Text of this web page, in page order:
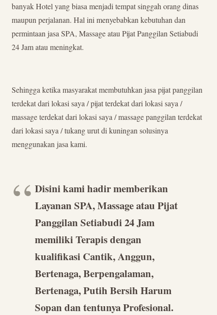
banyak Hotel yang biasa menjadi tempat singgah orang dinas
maupun perjalanan. Hal ini menyebabkan kebutuhan dan
permintaan jasa SPA, Massage atau Pijat Panggilan Setiabudi
24 Jam atau meningkat.
Sehingga ketika masyarakat membutuhkan jasa pijat panggilan
terdekat dari lokasi saya / pijat terdekat dari lokasi saya /
massage terdekat dari lokasi saya / massage panggilan terdekat
dari lokasi saya / tukang urut di kuningan solusinya
menggunakan jasa kami.
Disini kami hadir memberikan
Layanan SPA, Massage atau Pijat
Panggilan Setiabudi 24 Jam
memiliki Terapis dengan
kualifikasi Cantik, Anggun,
Bertenaga, Berpengalaman,
Bertenaga, Putih Bersih Harum
Sopan dan tentunya Profesional.